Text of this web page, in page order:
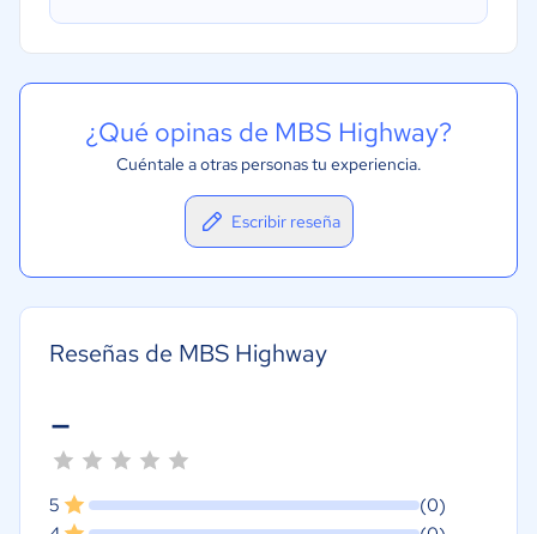
¿Qué opinas de MBS Highway?
Cuéntale a otras personas tu experiencia.
Escribir reseña
Reseñas de MBS Highway
-
5
(0)